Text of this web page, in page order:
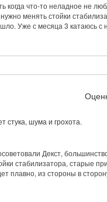
когда что-то неладное не
менять стойки
Уже с месяца 3 катаюсь с
стука, шума и грохота.
Декст,
стабилизатора, старые
плавно, из стороны в